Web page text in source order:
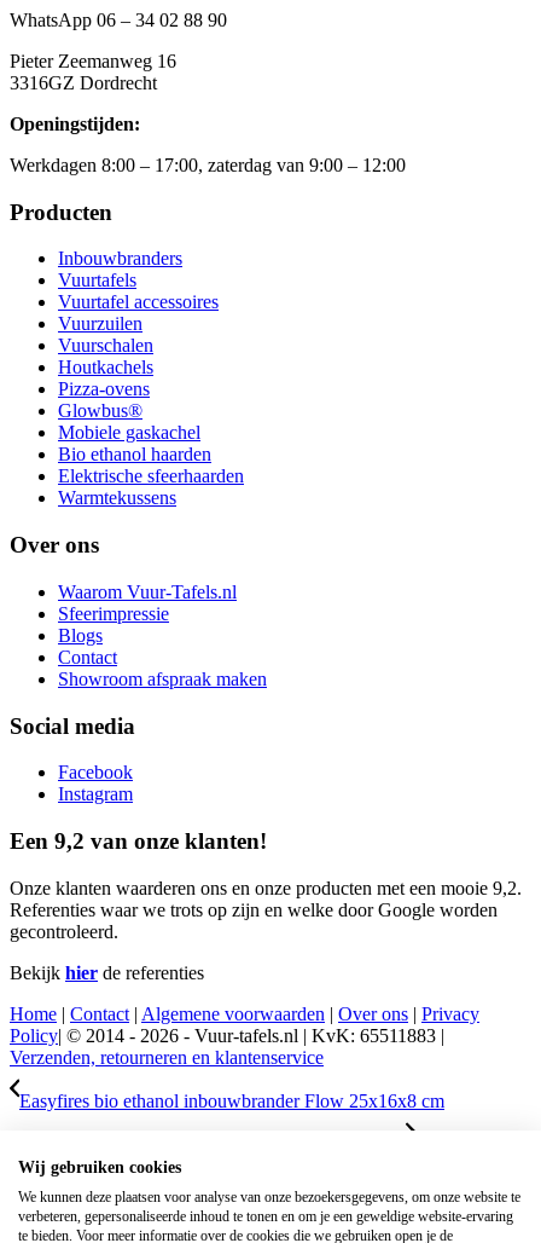
WhatsApp 06 – 34 02 88 90
Pieter Zeemanweg 16
3316GZ Dordrecht
Openingstijden:
Werkdagen 8:00 – 17:00, zaterdag van 9:00 – 12:00
Producten
Inbouwbranders
Vuurtafels
Vuurtafel accessoires
Vuurzuilen
Vuurschalen
Houtkachels
Pizza-ovens
Glowbus®
Mobiele gaskachel
Bio ethanol haarden
Elektrische sfeerhaarden
Warmtekussens
Over ons
Waarom Vuur-Tafels.nl
Sfeerimpressie
Blogs
Contact
Showroom afspraak maken
Social media
Facebook
Instagram
Een 9,2 van onze klanten!
Onze klanten waarderen ons en onze producten met een mooie 9,2.
Referenties waar we trots op zijn en welke door Google worden
gecontroleerd.
Bekijk hier de referenties
Home | Contact | Algemene voorwaarden | Over ons | Privacy
Policy| © 2014 - 2026 - Vuur-tafels.nl | KvK: 65511883 |
Verzenden, retourneren en klantenservice
Easyfires bio ethanol inbouwbrander Flow 25x16x8 cm
ethanol inbouwbrander Flow 85x16x8 cm
Scroll naar bovenzijde
Wij gebruiken cookies
We kunnen deze plaatsen voor analyse van onze bezoekersgegevens, om onze website te
verbeteren, gepersonaliseerde inhoud te tonen en om je een geweldige website-ervaring
te bieden. Voor meer informatie over de cookies die we gebruiken open je de